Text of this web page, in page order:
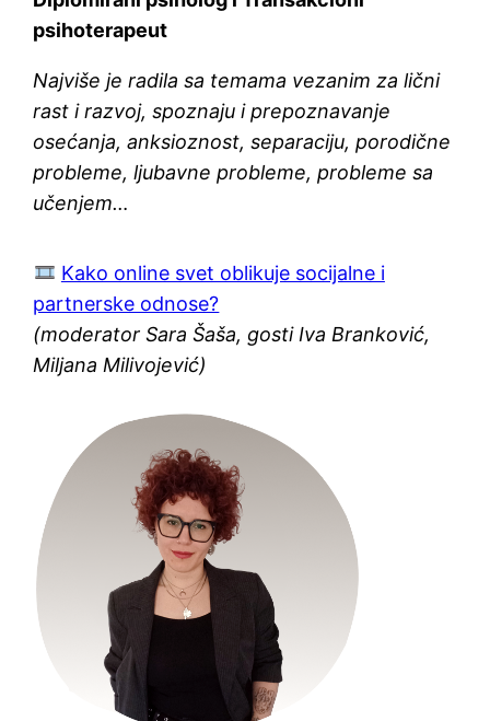
psihoterapeut
Najviše je radila sa temama vezanim za lični
rast i razvoj, spoznaju i prepoznavanje
osećanja, anksioznost, separaciju, porodične
probleme, ljubavne probleme, probleme sa
učenjem…
Kako online svet oblikuje socijalne i
partnerske odnose?
(moderator Sara Šaša, gosti Iva Branković,
Miljana Milivojević)